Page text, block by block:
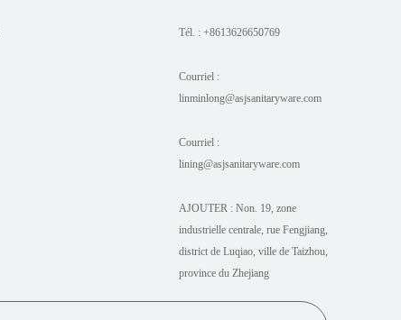
Tél. : +8613626650769
Courriel :
linminlong@asjsanitaryware.com
Courriel :
lining@asjsanitaryware.com
AJOUTER : Non. 19, zone
industrielle centrale, rue Fengjiang,
district de Luqiao, ville de Taizhou,
province du Zhejiang